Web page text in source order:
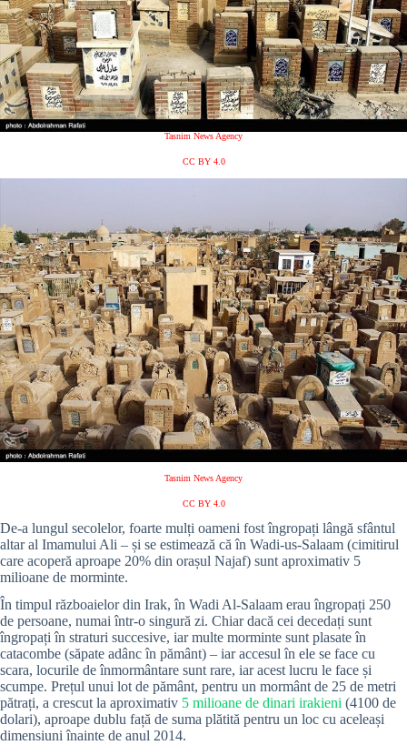
Tasnim News Agency
CC BY 4.0
Tasnim News Agency
CC BY 4.0
De-a lungul secolelor, foarte mulți oameni fost îngropați lângă sfântul
altar al Imamului Ali – și se estimează că în Wadi-us-Salaam (cimitirul
care acoperă aproape 20% din orașul Najaf) sunt aproximativ 5
milioane de morminte.
În timpul războaielor din Irak, în Wadi Al-Salaam erau îngropați 250
de persoane, numai într-o singură zi. Chiar dacă cei decedați sunt
îngropați în straturi succesive, iar multe morminte sunt plasate în
catacombe (săpate adânc în pământ) – iar accesul în ele se face cu
scara, locurile de înmormântare sunt rare, iar acest lucru le face și
scumpe. Prețul unui lot de pământ, pentru un mormânt de 25 de metri
pătrați, a crescut la aproximativ 5 milioane de dinari irakieni (4100 de
dolari), aproape dublu față de suma plătită pentru un loc cu aceleași
dimensiuni înainte de anul 2014.